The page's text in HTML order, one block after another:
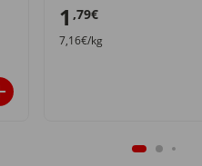
1 ,79€
7,16€/kg